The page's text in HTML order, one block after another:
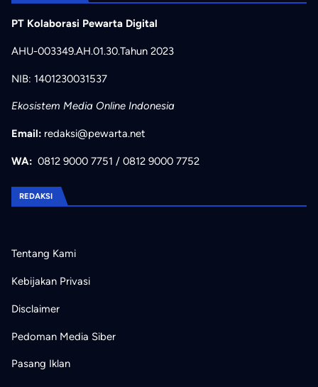
PT Kolaborasi Pewarta Digital
AHU-003349.AH.01.30.Tahun 2023
NIB: 1401230031537
Ekosistem Media Online Indonesia
Email: redaksi@pewarta.net
WA: 0812 9000 7751 / 0812 9000 7752
REDAKSI
Tentang Kami
Kebijakan Privasi
Disclaimer
Pedoman Media Siber
Pasang Iklan